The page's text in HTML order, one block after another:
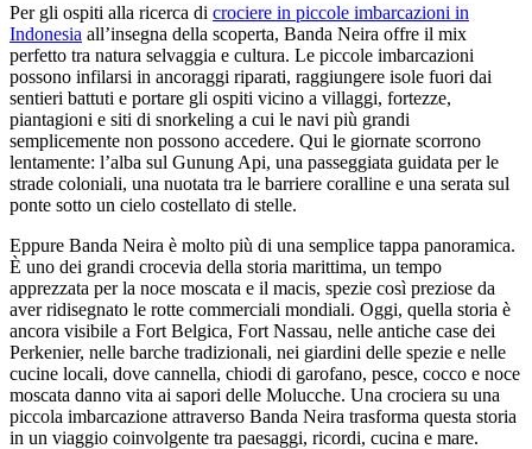
Per gli ospiti alla ricerca di crociere in piccole imbarcazioni in
Indonesia all’insegna della scoperta, Banda Neira offre il mix
perfetto tra natura selvaggia e cultura. Le piccole imbarcazioni
possono infilarsi in ancoraggi riparati, raggiungere isole fuori dai
sentieri battuti e portare gli ospiti vicino a villaggi, fortezze,
piantagioni e siti di snorkeling a cui le navi più grandi
semplicemente non possono accedere. Qui le giornate scorrono
lentamente: l’alba sul Gunung Api, una passeggiata guidata per le
strade coloniali, una nuotata tra le barriere coralline e una serata sul
ponte sotto un cielo costellato di stelle.
Eppure Banda Neira è molto più di una semplice tappa panoramica.
È uno dei grandi crocevia della storia marittima, un tempo
apprezzata per la noce moscata e il macis, spezie così preziose da
aver ridisegnato le rotte commerciali mondiali. Oggi, quella storia è
ancora visibile a Fort Belgica, Fort Nassau, nelle antiche case dei
Perkenier, nelle barche tradizionali, nei giardini delle spezie e nelle
cucine locali, dove cannella, chiodi di garofano, pesce, cocco e noce
moscata danno vita ai sapori delle Molucche. Una crociera su una
piccola imbarcazione attraverso Banda Neira trasforma questa storia
in un viaggio coinvolgente tra paesaggi, ricordi, cucina e mare.